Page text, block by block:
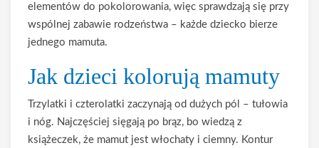
elementów do pokolorowania, więc sprawdzają się przy
wspólnej zabawie rodzeństwa – każde dziecko bierze
jednego mamuta.
Jak dzieci kolorują mamuty
Trzylatki i czterolatki zaczynają od dużych pól – tułowia
i nóg. Najczęściej sięgają po brąz, bo wiedzą z
książeczek, że mamut jest włochaty i ciemny. Kontur